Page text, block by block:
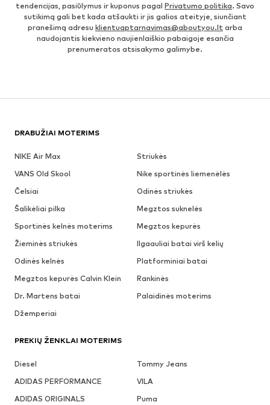
tendencijas, pasiūlymus ir kuponus pagal Privatumo politika. Savo
sutikimą gali bet kada atšaukti ir jis galios ateityje, siunčiant
pranešimą adresu klientuaptarnavimas@aboutyou.lt arba
naudojantis kiekvieno naujienlaiškio pabaigoje esančia
prenumeratos atsisakymo galimybe.
DRABUŽIAI MOTERIMS
NIKE Air Max
Striukės
VANS Old Skool
Nike sportinės liemenėlės
Čelsiai
Odinės striukės
Šalikėliai pilka
Megztos suknelės
Sportinės kelnės moterims
Megztos kepurės
Žieminės striukės
Ilgaauliai batai virš kelių
Odinės kelnės
Platforminiai batai
Megztos kepurės Calvin Klein
Rankinės
Dr. Martens batai
Palaidinės moterims
Džemperiai
PREKIŲ ŽENKLAI MOTERIMS
Diesel
Tommy Jeans
ADIDAS PERFORMANCE
VILA
ADIDAS ORIGINALS
Puma